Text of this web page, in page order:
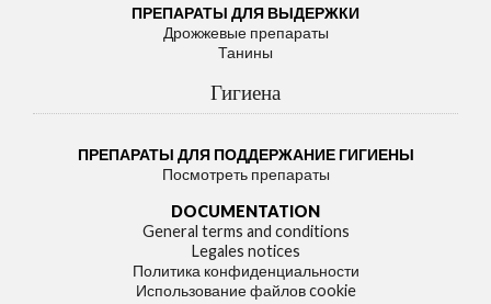
ПРЕПАРАТЫ ДЛЯ ВЫДЕРЖКИ
Дрожжевые препараты
Танины
Гигиена
ПРЕПАРАТЫ ДЛЯ ПОДДЕРЖАНИЕ ГИГИЕНЫ
Посмотреть препараты
DOCUMENTATION
General terms and conditions
Legales notices
Политика конфиденциальности
Использование файлов cookie